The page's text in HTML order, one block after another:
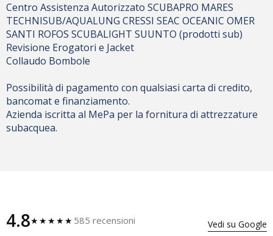
Centro Assistenza Autorizzato SCUBAPRO MARES
TECHNISUB/AQUALUNG CRESSI SEAC OCEANIC OMER
SANTI ROFOS SCUBALIGHT SUUNTO (prodotti sub)
Revisione Erogatori e Jacket
Collaudo Bombole
Possibilità di pagamento con qualsiasi carta di credito,
bancomat e finanziamento.
Azienda iscritta al MePa per la fornitura di attrezzature
subacquea.
4.8★★★★★ 585 recensioni Vedi su Google